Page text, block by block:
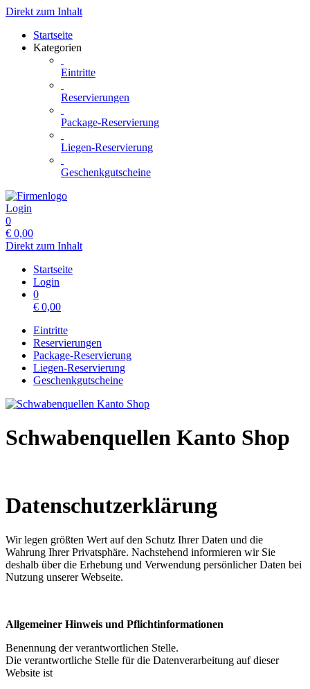
Direkt zum Inhalt
Startseite
Kategorien
Eintritte
Reservierungen
Package-Reservierung
Liegen-Reservierung
Geschenkgutscheine
Login
0
€ 0,00
Direkt zum Inhalt
Startseite
Login
0
€ 0,00
Eintritte
Reservierungen
Package-Reservierung
Liegen-Reservierung
Geschenkgutscheine
Schwabenquellen Kanto Shop
Datenschutzerklärung
Wir legen größten Wert auf den Schutz Ihrer Daten und die
Wahrung Ihrer Privatsphäre. Nachstehend informieren wir Sie
deshalb über die Erhebung und Verwendung persönlicher Daten bei
Nutzung unserer Webseite.
Allgemeiner Hinweis und Pflichtinformationen
Benennung der verantwortlichen Stelle.
Die verantwortliche Stelle für die Datenverarbeitung auf dieser
Website ist